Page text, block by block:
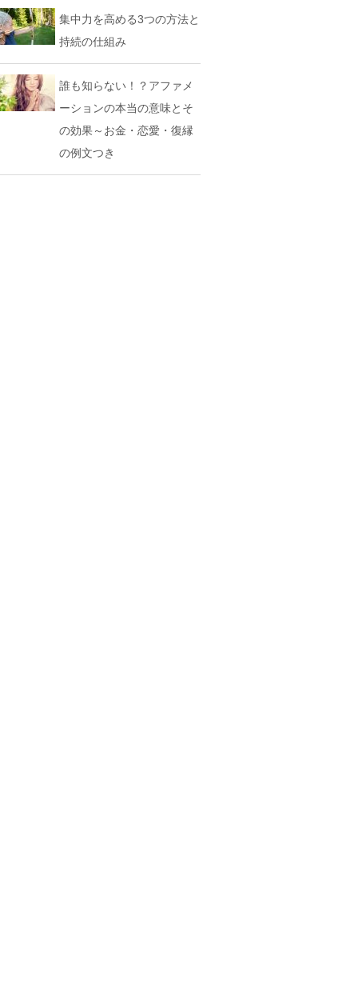
集中力を高める3つの方法と
持続の仕組み
誰も知らない！？アファメ
ーションの本当の意味とそ
の効果～お金・恋愛・復縁
の例文つき